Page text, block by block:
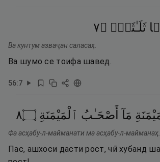
ثَلَـٰثَةًۭ ۝٧
Ва кунтум азваҷан саласаҳ.
Ва шумо се тоифа шавед.
56:7
مَآ أَصْحَـٰبُ ٱلْمَيْمَنَةِ ۝٨
Фа асҳабу-л-майманати ма асҳабу-л-майманаҳ.
Пас, ашхоси дасти рост, чӣ хубанд